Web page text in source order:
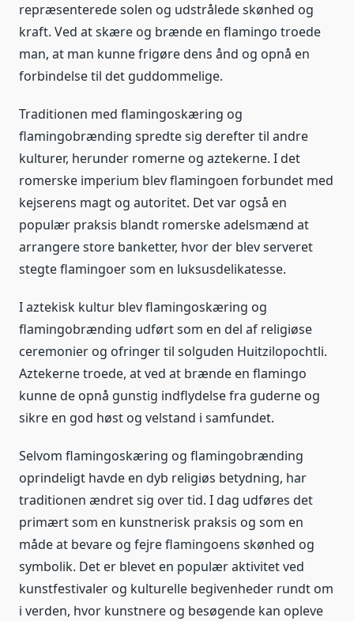
repræsenterede solen og udstrålede skønhed og
kraft. Ved at skære og brænde en flamingo troede
man, at man kunne frigøre dens ånd og opnå en
forbindelse til det guddommelige.
Traditionen med flamingoskæring og
flamingobrænding spredte sig derefter til andre
kulturer, herunder romerne og aztekerne. I det
romerske imperium blev flamingoen forbundet med
kejserens magt og autoritet. Det var også en
populær praksis blandt romerske adelsmænd at
arrangere store banketter, hvor der blev serveret
stegte flamingoer som en luksusdelikatesse.
I aztekisk kultur blev flamingoskæring og
flamingobrænding udført som en del af religiøse
ceremonier og ofringer til solguden Huitzilopochtli.
Aztekerne troede, at ved at brænde en flamingo
kunne de opnå gunstig indflydelse fra guderne og
sikre en god høst og velstand i samfundet.
Selvom flamingoskæring og flamingobrænding
oprindeligt havde en dyb religiøs betydning, har
traditionen ændret sig over tid. I dag udføres det
primært som en kunstnerisk praksis og som en
måde at bevare og fejre flamingoens skønhed og
symbolik. Det er blevet en populær aktivitet ved
kunstfestivaler og kulturelle begivenheder rundt om
i verden, hvor kunstnere og besøgende kan opleve